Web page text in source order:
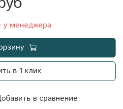
в сравнение
Обладают легкой и прочной
для принятия душа на
отдыха. Быстрый нагрев
черного цвета на крыше
кабины
115 Ширина: 115
у менеджера
в 1 клик